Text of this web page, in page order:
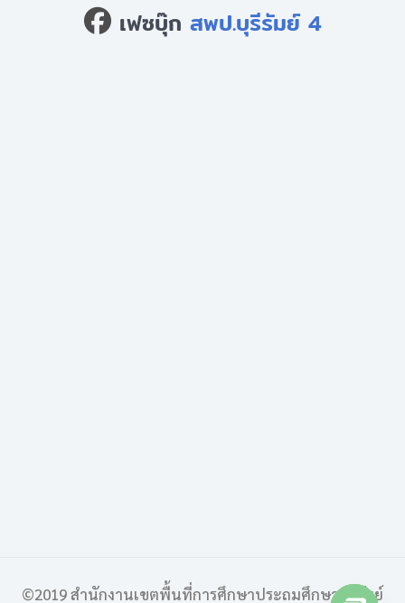
เฟซบุ๊ก สพป.บุรีรัมย์ 4
©2019 สำนักงานเขตพื้นที่การศึกษาประถมศึกษาบุรีรัมย์